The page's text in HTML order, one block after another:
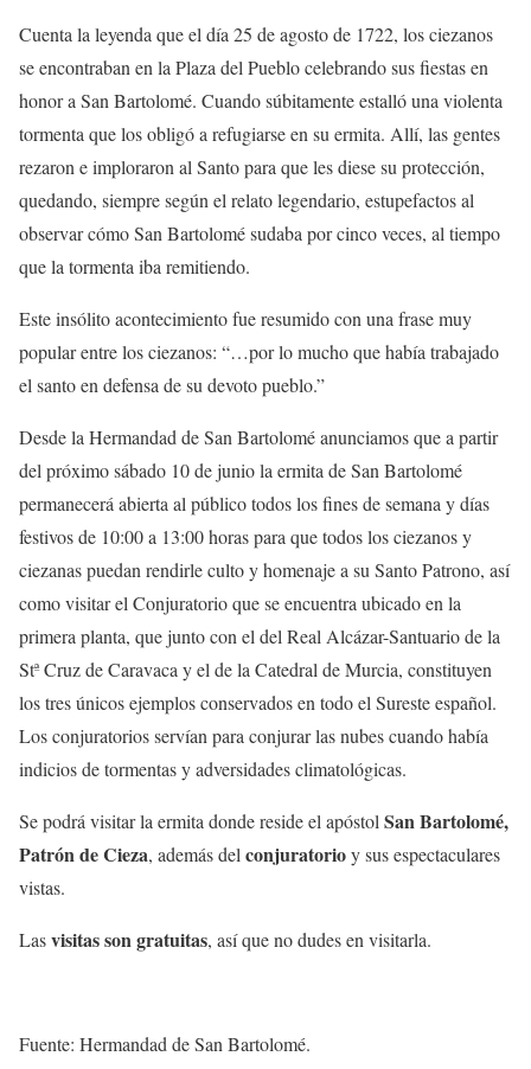
Cuenta la leyenda que el día 25 de agosto de 1722, los ciezanos
se encontraban en la Plaza del Pueblo celebrando sus fiestas en
honor a San Bartolomé. Cuando súbitamente estalló una violenta
tormenta que los obligó a refugiarse en su ermita. Allí, las gentes
rezaron e imploraron al Santo para que les diese su protección,
quedando, siempre según el relato legendario, estupefactos al
observar cómo San Bartolomé sudaba por cinco veces, al tiempo
que la tormenta iba remitiendo.
Este insólito acontecimiento fue resumido con una frase muy
popular entre los ciezanos: “…por lo mucho que había trabajado
el santo en defensa de su devoto pueblo.”
Desde la Hermandad de San Bartolomé anunciamos que a partir
del próximo sábado 10 de junio la ermita de San Bartolomé
permanecerá abierta al público todos los fines de semana y días
festivos de 10:00 a 13:00 horas para que todos los ciezanos y
ciezanas puedan rendirle culto y homenaje a su Santo Patrono, así
como visitar el Conjuratorio que se encuentra ubicado en la
primera planta, que junto con el del Real Alcázar-Santuario de la
Stª Cruz de Caravaca y el de la Catedral de Murcia, constituyen
los tres únicos ejemplos conservados en todo el Sureste español.
Los conjuratorios servían para conjurar las nubes cuando había
indicios de tormentas y adversidades climatológicas.
Se podrá visitar la ermita donde reside el apóstolSan Bartolomé,
Patrón de Cieza, además delconjuratorioy sus espectaculares
vistas.
Lasvisitas son gratuitas, así que no dudes en visitarla.
Fuente: Hermandad de San Bartolomé.